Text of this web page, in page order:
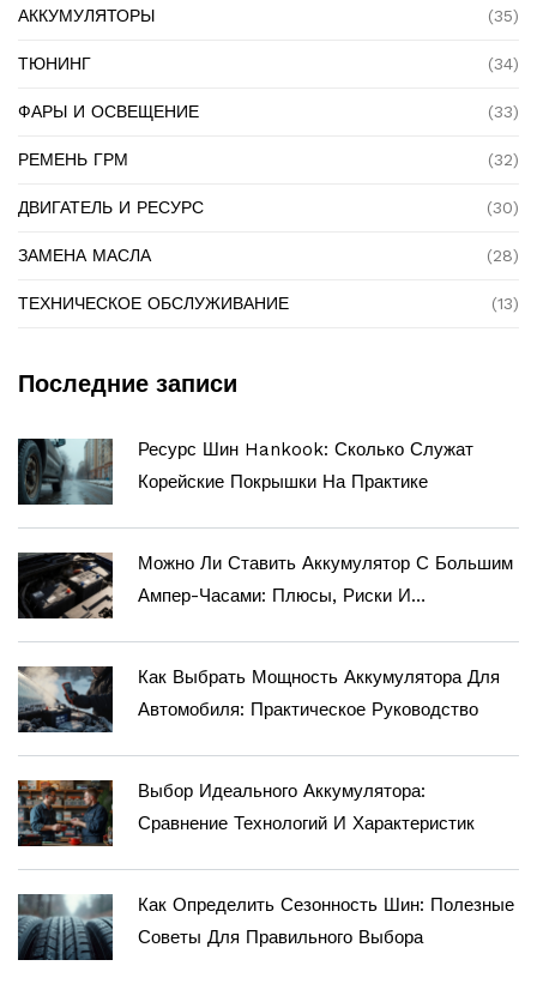
АККУМУЛЯТОРЫ (35)
ТЮНИНГ (34)
ФАРЫ И ОСВЕЩЕНИЕ (33)
РЕМЕНЬ ГРМ (32)
ДВИГАТЕЛЬ И РЕСУРС (30)
ЗАМЕНА МАСЛА (28)
ТЕХНИЧЕСКОЕ ОБСЛУЖИВАНИЕ (13)
Последние записи
Ресурс Шин Hankook: Сколько Служат
Корейские Покрышки На Практике
Можно Ли Ставить Аккумулятор С Большим
Ампер-Часами: Плюсы, Риски И
Как Выбрать Мощность Аккумулятора Для
Автомобиля: Практическое Руководство
Выбор Идеального Аккумулятора:
Сравнение Технологий И Характеристик
Как Определить Сезонность Шин: Полезные
Советы Для Правильного Выбора